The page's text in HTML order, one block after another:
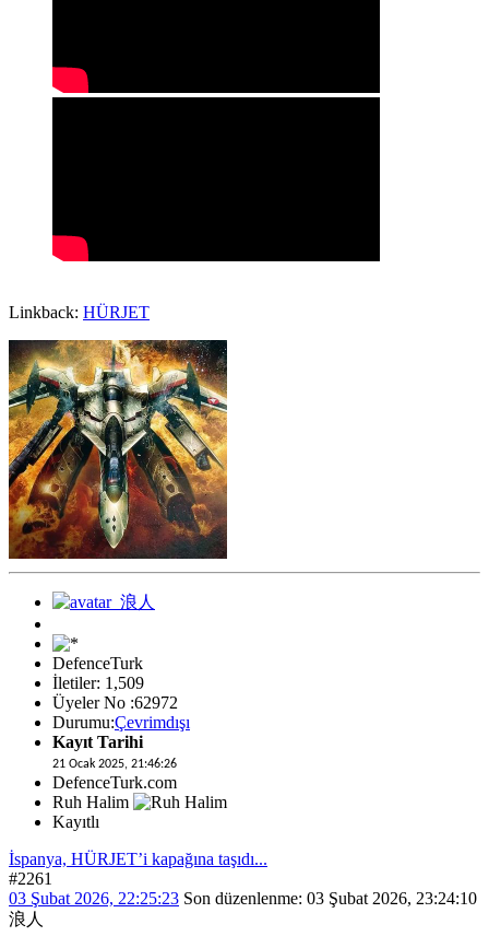
Linkback: HÜRJET
DefenceTurk
İletiler: 1,509
Üyeler No :62972
Durumu:Çevrimdışı
Kayıt Tarihi
21 Ocak 2025, 21:46:26
DefenceTurk.com
Ruh Halim
Kayıtlı
İspanya, HÜRJET’i kapağına taşıdı...
#2261
03 Şubat 2026, 22:25:23 Son düzenlenme: 03 Şubat 2026, 23:24:10
浪人